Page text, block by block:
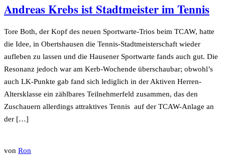
Andreas Krebs ist Stadtmeister im Tennis
Tore Both, der Kopf des neuen Sportwarte-Trios beim TCAW, hatte
die Idee, in Obertshausen die Tennis-Stadtmeisterschaft wieder
aufleben zu lassen und die Hausener Sportwarte fands auch gut. Die
Resonanz jedoch war am Kerb-Wochende überschaubar; obwohl’s
auch LK-Punkte gab fand sich lediglich in der Aktiven Herren-
Altersklasse ein zählbares Teilnehmerfeld zusammen, das den
Zuschauern allerdings attraktives Tennis auf der TCAW-Anlage an
der […]
von Ron